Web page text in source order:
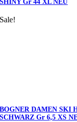
SHINY Gr 44 XL NEU
Sale!
BOGNER DAMEN SKI
SCHWARZ Gr 6,5 XS